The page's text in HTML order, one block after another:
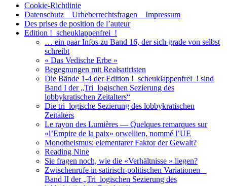
Cookie-Richtlinie
Datenschutz _ Urheberrechtsfragen _ Impressum
Des prises de position de l’auteur
Edition !_scheuklappenfrei_!
… ein paar Infos zu Band 16, der sich grade von selbst
schreibt
« Das Vedische Erbe »
Begegnungen mit Realsatiristen
Die Bände 1-4 der Edition !_scheuklappenfrei_! sind
Band I der „Tri_logischen Sezierung des
lobbykratischen Zeitalters“
Die tri_logische Sezierung des lobbykratischen
Zeitalters
Le rayon des Lumières — Quelques remarques sur
«l’Empire de la paix» orwellien, nommé l’UE
Monotheismus: elementarer Faktor der Gewalt?
Reading Nine
Sie fragen noch, wie die «Verhältnisse » liegen?
Zwischenrufe in satirisch-politischen Variationen _
Band II der „Tri_logischen Sezierung des